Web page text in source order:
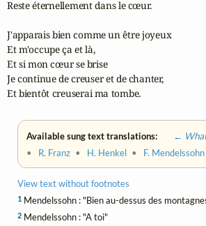
Reste éternellement dans le cœur.
J'apparais bien comme un être joyeux
Et m'occupe ça et là,
Et si mon cœur se brise
Je continue de creuser et de chanter,
Et bientôt creuserai ma tombe.
Available sung text translations:
← What
• R. Franz • H. Henkel • F. Mendelssohn
View text without footnotes
1 Mendelssohn : "Bien au-dessus des
2 Mendelssohn : "A toi"